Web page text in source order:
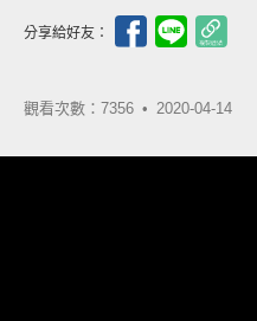
分享給好友：
觀看次數：7356 • 2020-04-14